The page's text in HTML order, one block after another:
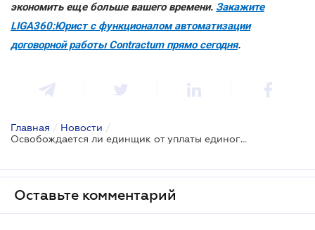
экономить еще больше вашего времени. Закажите
LIGA360:Юрист с функционалом автоматизации
договорной работы Contractum прямо сегодня.
Главная / Новости /
Освобождается ли единщик от уплаты единого налога, находясь в отпуске
Оставьте комментарий